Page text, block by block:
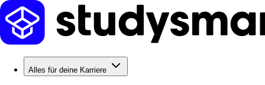
Alles für deine Karriere